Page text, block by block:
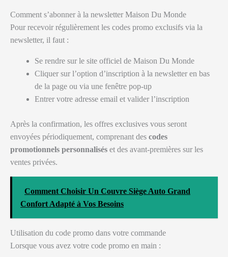
Comment s’abonner à la newsletter Maison Du Monde
Pour recevoir régulièrement les codes promo exclusifs via la
newsletter, il faut :
Se rendre sur le site officiel de Maison Du Monde
Cliquer sur l’option d’inscription à la newsletter en bas
de la page ou via une fenêtre pop-up
Entrer votre adresse email et valider l’inscription
Après la confirmation, les offres exclusives vous seront
envoyées périodiquement, comprenant des codes
promotionnels personnalisés et des avant-premières sur les
ventes privées.
Comment Choisir Un Couvre Siège Auto Grand
Confort Adapté à Vos Besoins
Utilisation du code promo dans votre commande
Lorsque vous avez votre code promo en main :